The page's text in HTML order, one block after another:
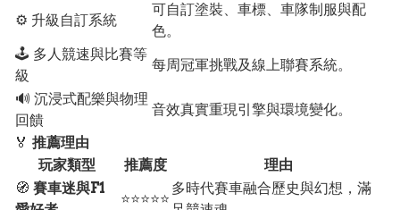
⚙️ 升級自訂系統
可自訂塗裝、車標、車隊制服與配
色。
🕹️ 多人競速與比賽等
級
每周冠軍挑戰及線上聯賽系統。
🔊 沉浸式配樂與物理
回饋
音效真實重現引擎與環境變化。
🏅 推薦理由
玩家類型
推薦度
理由
🧭 賽車迷與F1
⭐⭐⭐⭐⭐
多時代賽車融合歷史與幻想，滿